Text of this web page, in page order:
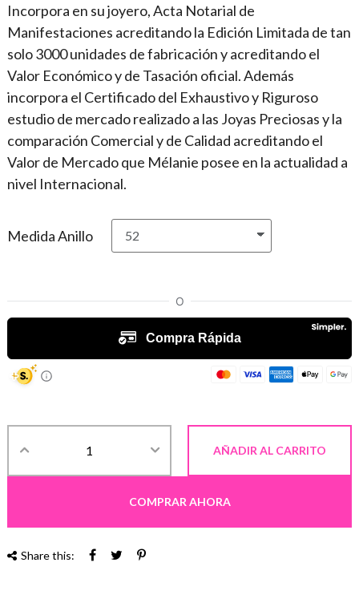
Incorpora en su joyero, Acta Notarial de
Manifestaciones acreditando la Edición Limitada de tan
solo 3000 unidades de fabricación y acreditando el
Valor Económico y de Tasación oficial. Además
incorpora el Certificado del Exhaustivo y Riguroso
estudio de mercado realizado a las Joyas Preciosas y la
comparación Comercial y de Calidad acreditando el
Valor de Mercado que Mélanie posee en la actualidad a
nivel Internacional.
Medida Anillo
AÑADIR AL CARRITO
COMPRAR AHORA
Share this: